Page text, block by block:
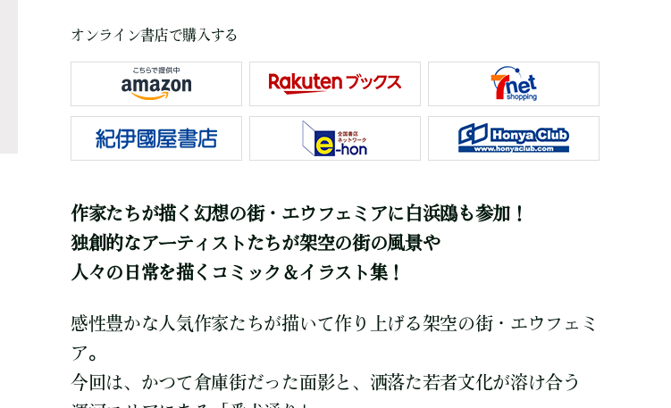
オンライン書店で購入する
作家たちが描く幻想の街・エウフェミアに白浜鴎も参加！
独創的なアーティストたちが架空の街の風景や
人々の日常を描くコミック＆イラスト集！
感性豊かな人気作家たちが描いて作り上げる架空の街・エウフェミ
ア。
今回は、かつて倉庫街だった面影と、洒落た若者文化が溶け合う